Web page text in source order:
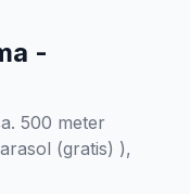
-
500 meter
(gratis) ),